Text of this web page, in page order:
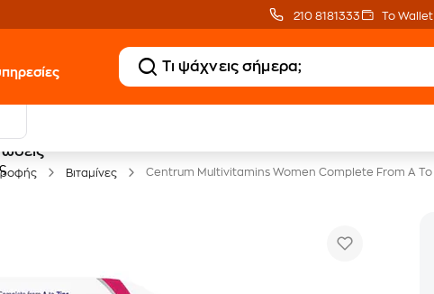
210 8181333 Το
Βιταμίνες Centrum Multivitamins Women Complete From A To